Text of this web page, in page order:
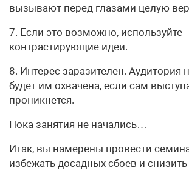
вызывают перед глазами целую
7. Если это возможно, используйте
контрастирующие идеи.
8. Интерес заразителен. Аудитория
будет им охвачена, если сам
проникнется.
Пока занятия не начались…
Итак, вы намерены провести
избежать досадных сбоев и